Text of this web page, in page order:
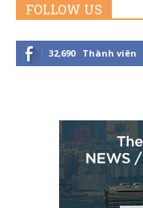
FOLLOW US
32,690 Thành viên